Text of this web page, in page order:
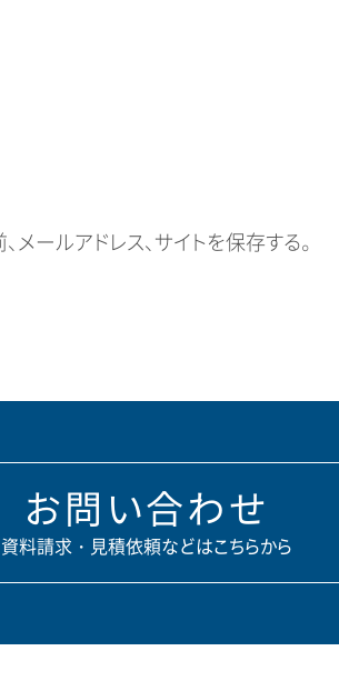
ールアドレス、サイトを保存する。
お問い合わせ
資料請求・見積依頼などはこちらから